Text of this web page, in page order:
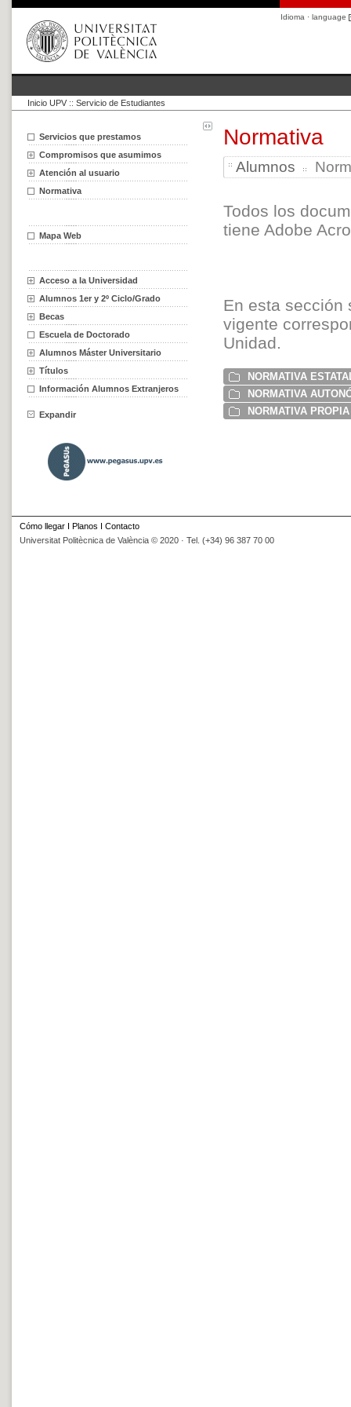
Idioma · language
Inicio UPV :: Servicio de Estudiantes
Servicios que prestamos
Compromisos que asumimos
Atención al usuario
Normativa
Mapa Web
Acceso a la Universidad
Alumnos 1er y 2º Ciclo/Grado
Becas
Escuela de Doctorado
Alumnos Máster Universitario
Títulos
Información Alumnos Extranjeros
Expandir
Normativa
Alumnos
Todos los
tiene Adobe
En esta sección
vigente
Unidad.
NORMATIVA
NORMATIVA
NORMATIVA
Cómo llegar I Planos I Contacto
Universitat Politècnica de València © 2020 · Tel. (+34) 96 387 70 00